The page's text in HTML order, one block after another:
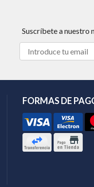
Suscríbete a nuestro
FORMAS DE